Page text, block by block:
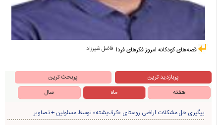
فاضل شیرزاد قصه‌های کودکانه امروز فکرهای فردا
پربازدید ترین
پربحث ترین
هفته
ماه سال
پیگیری حل مشکلات اراضی روستای «کرف‌پشته» توسط مسئولین + تصاویر